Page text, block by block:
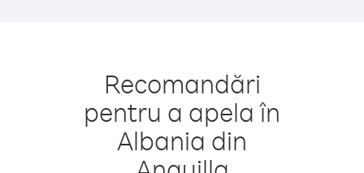
Recomandări
pentru a apela în
Albania din